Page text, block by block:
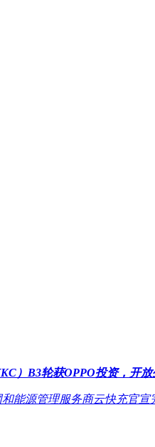
）B3轮获OPPO投资，开
能源管理服务商云快充官宣